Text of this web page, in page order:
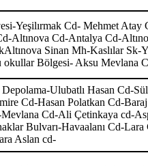
Yeşilırmak Cd- Mehmet
Altınova Cd-Antalya Cd-
Sinan Mh-Kaslılar
okullar Bölgesi- Aksu Mevlana
Ulubatlı Hasan Cd-
Cd-Hasan Polatkan Cd-
Mevlana Cd-Ali Çetinkaya cd-
Bulvarı-Havaalanı Cd-
Aslan cd-